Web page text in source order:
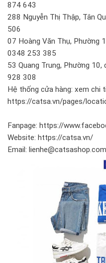
874 643
288 Nguyễn Thị Thập, Tân
506
07 Hoàng Văn Thụ, Phường
0348 253 385
53 Quang Trung, Phường 10,
928 308
Hệ thống cửa hàng: xem chi
https://catsa.vn/pages/
Fanpage: https://
Website: https://catsa.vn/
Email: lienhe@catsashop.com